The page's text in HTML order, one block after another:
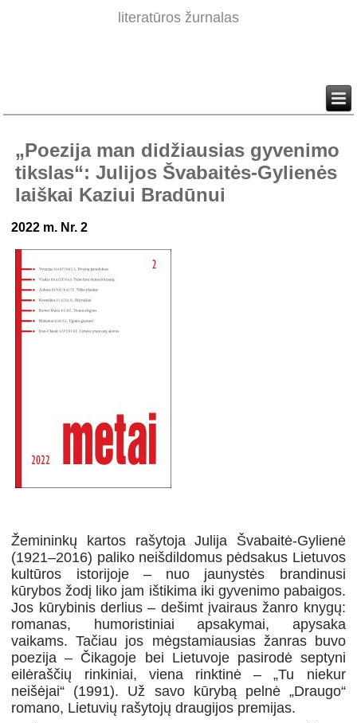
literatūros žurnalas
„Poezija man didžiausias gyvenimo
tikslas“: Julijos Švabaitės-Gylienės
laiškai Kaziui Bradūnui
2022 m. Nr. 2
Žemininkų kartos rašytoja Julija Švabaitė-Gylienė
(1921–2016) paliko neišdildomus pėdsakus Lietuvos
kultūros istorijoje – nuo jaunystės brandinusi
kūrybos žodį liko jam ištikima iki gyvenimo pabaigos.
Jos kūrybinis derlius – dešimt įvairaus žanro knygų:
romanas, humoristiniai apsakymai, apysaka
vaikams. Tačiau jos mėgstamiausias žanras buvo
poezija – Čikagoje bei Lietuvoje pasirodė septyni
eilėraščių rinkiniai, viena rinktinė – „Tu niekur
neišėjai“ (1991). Už savo kūrybą pelnė „Draugo“
romano, Lietuvių rašytojų draugijos premijas.